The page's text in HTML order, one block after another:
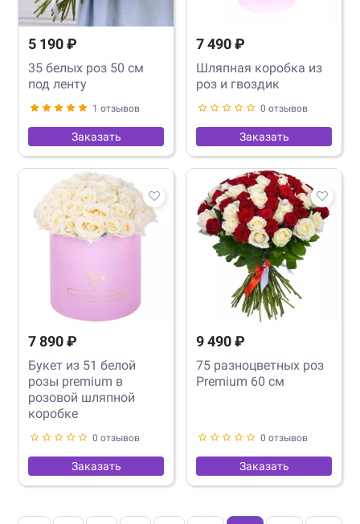
5 190 ₽
35 белых роз 50 см
под ленту
1 отзывов
Заказать
7 490 ₽
Шляпная коробка из
роз и гвоздик
0 отзывов
Заказать
7 890 ₽
Букет из 51 белой
розы premium в
розовой шляпной
коробке
0 отзывов
Заказать
9 490 ₽
75 разноцветных роз
Premium 60 см
0 отзывов
Заказать